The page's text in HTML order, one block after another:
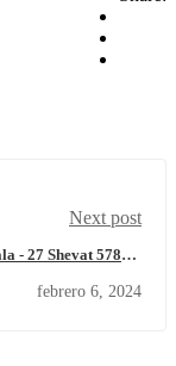
Next post
- 27 Shevat 5784 –
2024
febrero 6, 2024